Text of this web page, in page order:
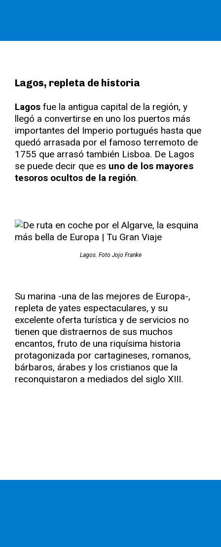
Lagos, repleta de historia
Lagos fue la antigua capital de la región, y
llegó a convertirse en uno los puertos más
importantes del Imperio portugués hasta que
quedó arrasada por el famoso terremoto de
1755 que arrasó también Lisboa. De Lagos
se puede decir que es uno de los mayores
tesoros ocultos de la región.
Lagos. Foto Jojo Franke
Su marina -una de las mejores de Europa-,
repleta de yates espectaculares, y su
excelente oferta turística y de servicios no
tienen que distraernos de sus muchos
encantos, fruto de una riquísima historia
protagonizada por cartagineses, romanos,
bárbaros, árabes y los cristianos que la
reconquistaron a mediados del siglo XIII.